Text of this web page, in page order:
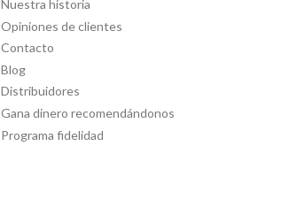
Nuestra historia
Opiniones de clientes
Contacto
Blog
Distribuidores
Gana dinero recomendándonos
Programa fidelidad